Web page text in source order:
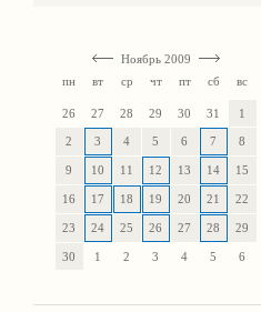
Ноябрь 2009
пн
вт ср чт пт сб вс
26 27 28 29 30 31 1
2 3 4 5 6 7 8
9 10 11 12 13 14 15
16 17 18 19 20 21 22
23 24 25 26 27 28 29
30 1 2 3 4 5 6